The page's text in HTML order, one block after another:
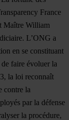
France
Maître William
L’ONG a
en se constituant
faire évoluer la
la loi reconnaît
contre la
par la défense
la procédure,